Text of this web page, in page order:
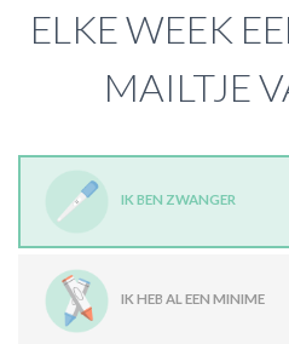
ELKE WEEK
MAILTJE
IK BEN ZWANGER
IK HEB AL EEN MINIME